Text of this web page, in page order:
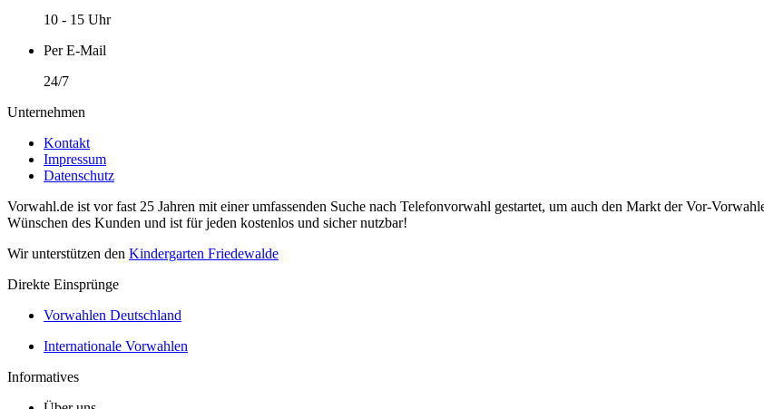
10 - 15 Uhr
Per E-Mail
24/7
Unternehmen
Kontakt
Impressum
Datenschutz
Vorwahl.de ist vor fast 25 Jahren mit einer umfassenden Suche nach Telefonvorwahl gestartet, um auch den Markt der Vor-
Wünschen des Kunden und ist für jeden kostenlos und sicher nutzbar!
Wir unterstützen den Kindergarten Friedewalde
Direkte Einsprünge
Vorwahlen Deutschland
Internationale Vorwahlen
Informatives